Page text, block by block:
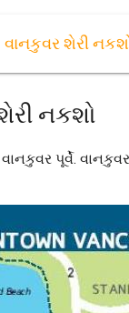
વાનકુવર શેરી
નકશો
પૂર્વે.